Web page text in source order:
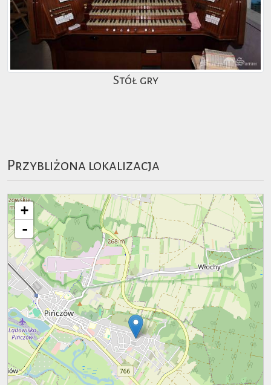
Stół gry
Przybliżona lokalizacja
+
-